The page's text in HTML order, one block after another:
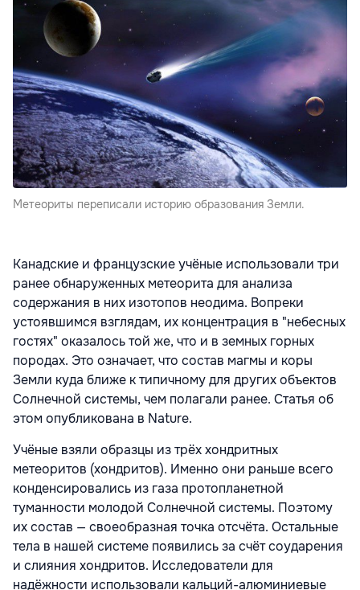
Метеориты переписали историю образования Земли.
Канадские и французские учёные использовали три
ранее обнаруженных метеорита для анализа
содержания в них изотопов неодима. Вопреки
устоявшимся взглядам, их концентрация в "небесных
гостях" оказалось той же, что и в земных горных
породах. Это означает, что состав магмы и коры
Земли куда ближе к типичному для других объектов
Солнечной системы, чем полагали ранее. Статья об
этом опубликована в Nature.
Учёные взяли образцы из трёх хондритных
метеоритов (хондритов). Именно они раньше всего
конденсировались из газа протопланетной
туманности молодой Солнечной системы. Поэтому
их состав — своеобразная точка отсчёта. Остальные
тела в нашей системе появились за счёт соударения
и слияния хондритов. Исследователи для
надёжности использовали кальций-алюминиевые